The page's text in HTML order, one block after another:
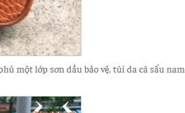
một lớp sơn dầu bảo vệ, túi da cá sấu nam